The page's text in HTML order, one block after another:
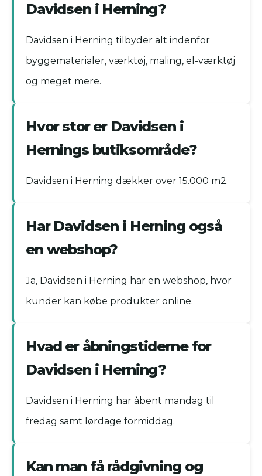
Davidsen i Herning?
Davidsen i Herning tilbyder alt indenfor
byggematerialer, værktøj, maling, el-værktøj
og meget mere.
Hvor stor er Davidsen i
Hernings butiksområde?
Davidsen i Herning dækker over 15.000 m2.
Har Davidsen i Herning også
en webshop?
Ja, Davidsen i Herning har en webshop, hvor
kunder kan købe produkter online.
Hvad er åbningstiderne for
Davidsen i Herning?
Davidsen i Herning har åbent mandag til
fredag samt lørdage formiddag.
Kan man få rådgivning og